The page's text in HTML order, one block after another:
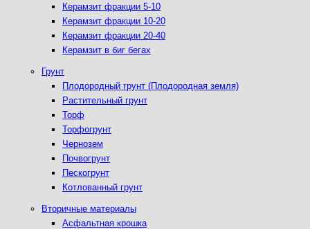
Керамзит фракции 5-10
Керамзит фракции 10-20
Керамзит фракции 20-40
Керамзит в биг бегах
Грунт
Плодородный грунт (Плодородная земля)
Растительный грунт
Торф
Торфогрунт
Чернозем
Почвогрунт
Пескогрунт
Котлованный грунт
Вторичные материалы
Асфальтная крошка